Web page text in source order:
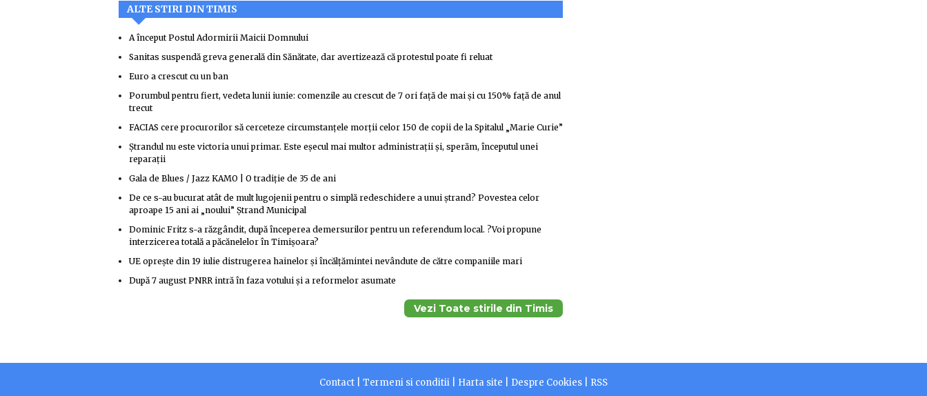
ALTE STIRI DIN TIMIS
A început Postul Adormirii Maicii Domnului
Sanitas suspendă greva generală din Sănătate, dar avertizează că protestul poate fi reluat
Euro a crescut cu un ban
Porumbul pentru fiert, vedeta lunii iunie: comenzile au crescut de 7 ori față de mai și cu 150% față de anul
trecut
FACIAS cere procurorilor să cerceteze circumstanțele morții celor 150 de copii de la Spitalul „Marie Curie”
Ștrandul nu este victoria unui primar. Este eșecul mai multor administrații și, sperăm, începutul unei
reparații
Gala de Blues / Jazz KAMO | O tradiție de 35 de ani
De ce s-au bucurat atât de mult lugojenii pentru o simplă redeschidere a unui ștrand? Povestea celor
aproape 15 ani ai „noului” Ștrand Municipal
Dominic Fritz s-a răzgândit, după începerea demersurilor pentru un referendum local. ?Voi propune
interzicerea totală a păcănelelor în Timișoara?
UE oprește din 19 iulie distrugerea hainelor și încălțămintei nevândute de către companiile mari
După 7 august PNRR intră în faza votului și a reformelor asumate
Vezi Toate stirile din Timis
Contact Termeni si conditii Harta site Despre Cookies RSS